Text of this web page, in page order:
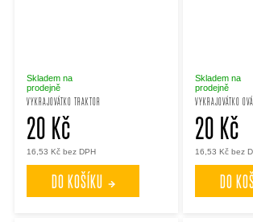
VYKRAJOVÁTKO TRAKTOR
Skladem na
prodejně
16,53 Kč bez DPH
20 Kč
DO KOŠÍKU
VYKRAJOVÁTKO
Skladem na
prodejně
16,53 Kč bez
20 Kč
DO